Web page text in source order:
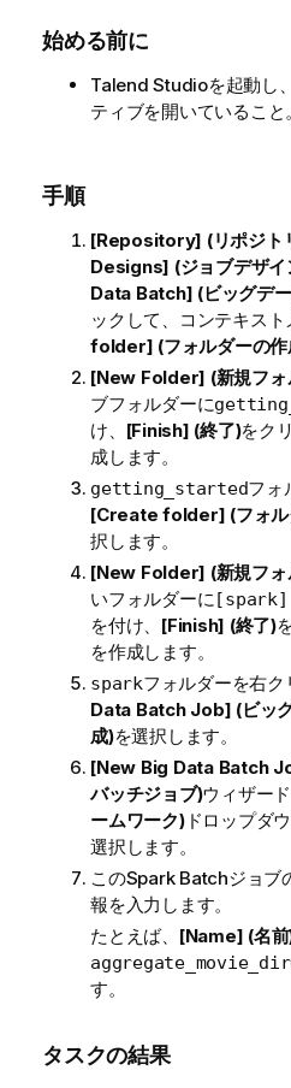
始める前に
Talend Studioを起動し、
ティブを開いていること。
手順
[Repository] (リポジト
Designs] (ジョブデザイ
Data Batch] (ビッグデ
ックして、コンテキスト
folder] (フォルダーの作
[New Folder] (新規フォ
ブフォルダーに
け、 [Finish] (終了)をク
成します。
getting_startedフォ
[Create folder] (フォル
択します。
[New Folder] (新規フォ
いフォルダーに[spark]
を付け、 [Finish] (終了)
を作成します。
sparkフォルダーを右ク
Data Batch Job] (ビッ
成)を選択します。
[New Big Data Batch
バッチジョブ)ウィザード
ームワーク)ドロップダ
選択します。
このSpark Batchジョブ
報を入力します。
たとえば、 [Name] (名
す。
タスクの結果